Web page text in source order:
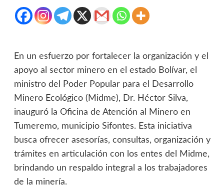
En un esfuerzo por fortalecer la organización y el
apoyo al sector minero en el estado Bolívar, el
ministro del Poder Popular para el Desarrollo
Minero Ecológico (Midme), Dr. Héctor Silva,
inauguró la Oficina de Atención al Minero en
Tumeremo, municipio Sifontes. Esta iniciativa
busca ofrecer asesorías, consultas, organización y
trámites en articulación con los entes del Midme,
brindando un respaldo integral a los trabajadores
de la minería.